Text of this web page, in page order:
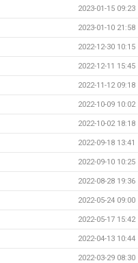
2023-01-15 09:23
2023-01-10 21:58
2022-12-30 10:15
2022-12-11 15:45
2022-11-12 09:18
2022-10-09 10:02
2022-10-02 18:18
2022-09-18 13:41
2022-09-10 10:25
2022-08-28 19:36
2022-05-24 09:00
2022-05-17 15:42
2022-04-13 10:44
2022-03-29 08:30